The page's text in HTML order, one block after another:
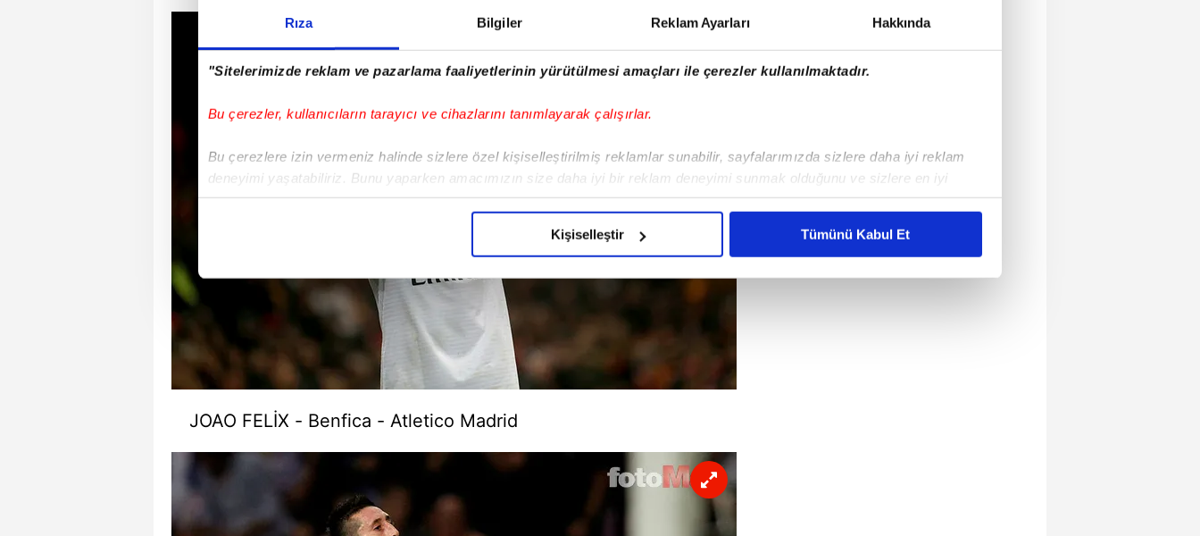
Rıza Bilgiler Reklam Ayarları Hakkında
"Sitelerimizde reklam ve pazarlama faaliyetlerinin yürütülmesi amaçları ile çerezler kullanılmaktadır.
Bu çerezler, kullanıcıların tarayıcı ve cihazlarını tanımlayarak çalışırlar.
Bu çerezlere izin vermeniz halinde sizlere özel kişiselleştirilmiş reklamlar sunabilir, sayfalarımızda sizlere daha iyi reklam
deneyimi yaşatabiliriz. Bunu yaparken amacımızın size daha iyi bir reklam deneyimi sunmak olduğunu ve sizlere en iyi
içerikleri sunabilmek adına elimizden gelen çabayı gösterdiğimizi ve bu noktada, reklamların maliyetlerimizi karşılamak
Sizlere daha iyi bir hizmet sunabilmek için İnternet Sitemizde kendimize ve üçüncü kişilere ait çerezler kullanılmaktadır. Bu
çerezler vasıtasıyla çeşitli kişisel verileriniz işlenmekte olup gerekli olan çerezler bilgi toplumu hizmetlerinin sunulması
amacıyla kullanılmaktadır. Diğer çerezler, sitemizin daha işlevsel kılınması ve kişiselleştirilmesi ve sizlere yönelik
reklam/pazarlama faaliyetlerinin yapılması, amaçlarıyla sınırlı olarak açık rızanız dahilinde kullanılacaktır.
Çerezlere ilişkin tercihlerinizi aşağıda yer alan panel vasıtasıyla belirleyebilirsiniz. Çerezlere ilişkin detaylı bilgi için Ayarlar
6698 sayılı Kişisel Verilerin Korunması Kanunu uyarınca hazırlanmış Aydınlatma Metnimizi okumak ve sitemizde ilgili
mevzuata uygun olarak kullanılan çerezlerle ilgili bilgi almak için lütfen
tıklayınız.
Kişiselleştir Tümünü Kabul Et
JOAO FELİX - Benfica - Atletico Madrid